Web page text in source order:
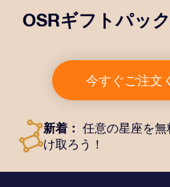
OSRギフトパッ
所に送付される美しい封
メント、デジタルドキュ
のアプリを無料で利用で
今すぐご注文
新着： 任意の星座を
け取ろう！